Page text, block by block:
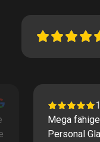
Mega
Personal